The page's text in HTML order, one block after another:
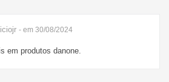
- em 30/08/2024
em produtos danone.